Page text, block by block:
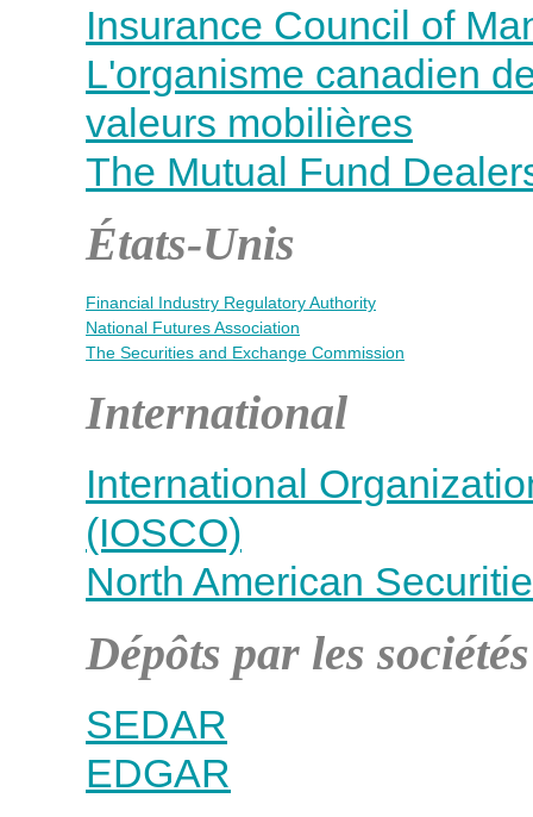
Insurance Council of
L'organisme canadien
valeurs mobilières
The Mutual Fund
États-Unis
Financial Industry Regulatory Authority
National Futures Association
The Securities and Exchange Commission
International
International
(IOSCO)
North American
Dépôts par les
SEDAR
EDGAR